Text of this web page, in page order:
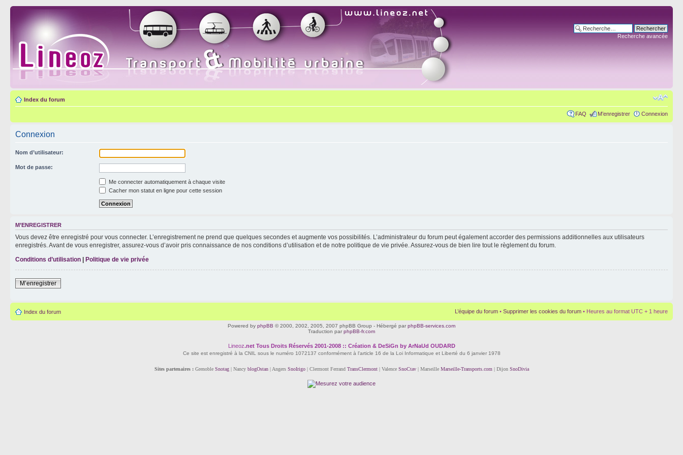
Recherche avancée
Index du forum
FAQ M’enregistrer Connexion
Connexion
Nom d’utilisateur:
Mot de passe:
Me connecter automatiquement à chaque visite
Cacher mon statut en ligne pour cette session
M’ENREGISTRER
Vous devez être enregistré pour vous connecter. L’enregistrement ne prend que quelques secondes et augmente vos possibilités. L’administrateur du forum peut également accorder des permissions additionnelles aux utilisateurs
enregistrés. Avant de vous enregistrer, assurez-vous d’avoir pris connaissance de nos conditions d’utilisation et de notre politique de vie privée. Assurez-vous de bien lire tout le règlement du forum.
Conditions d’utilisation | Politique de vie privée
M’enregistrer
Index du forum L’équipe du forum • Supprimer les cookies du forum • Heures au format UTC + 1 heure
Powered by phpBB © 2000, 2002, 2005, 2007 phpBB Group - Hébergé par phpBB-services.com
Traduction par phpBB-fr.com
Lineoz.netTous Droits Réservés 2001-2008 :: Création & DeSiGn by ArNaUd OUDARD
Ce site est enregistré à la CNIL sous le numéro 1072137 conformément à l'article 16 de la Loi Informatique et Liberté du 6 janvier 1978
Sites partenaires :Grenoble Snotag| Nancy blogOstan| Angers SnoIrigo| Clermont Ferrand TransClermont| Valence SnoCtav| Marseille Marseille-Transports.com | Dijon SnoDivia